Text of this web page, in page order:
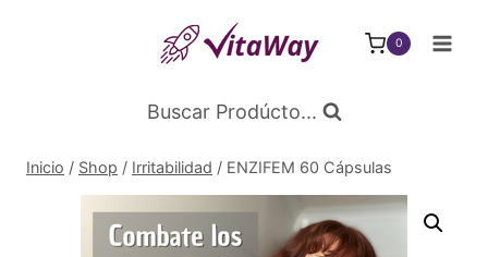
0
Buscar Prodúcto...
Inicio / Shop / Irritabilidad / ENZIFEM 60 Cápsulas